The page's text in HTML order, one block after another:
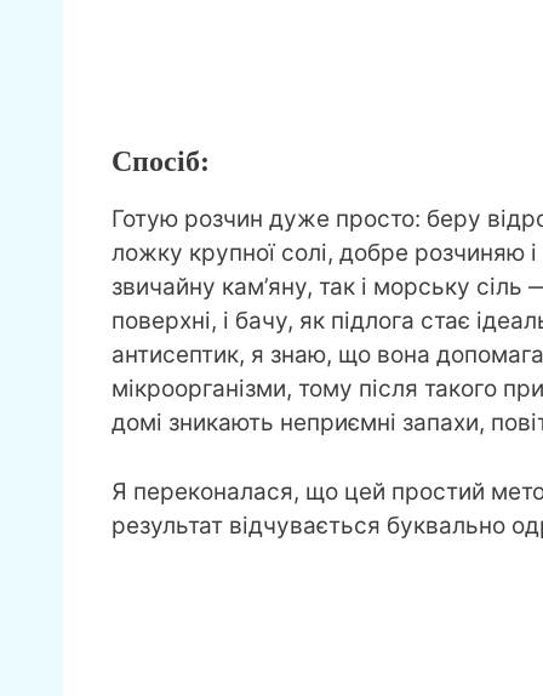
Спосіб:
Готую розчин дуже просто: беру
ложку крупної солі, добре розчиняю
звичайну кам’яну, так і морську
поверхні, і бачу, як підлога стає
антисептик, я знаю, що вона
мікроорганізми, тому після такого
домі зникають неприємні запахи,
Я переконалася, що цей простий
результат відчувається буквально